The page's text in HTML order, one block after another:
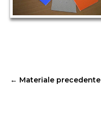
← Materiale precedente